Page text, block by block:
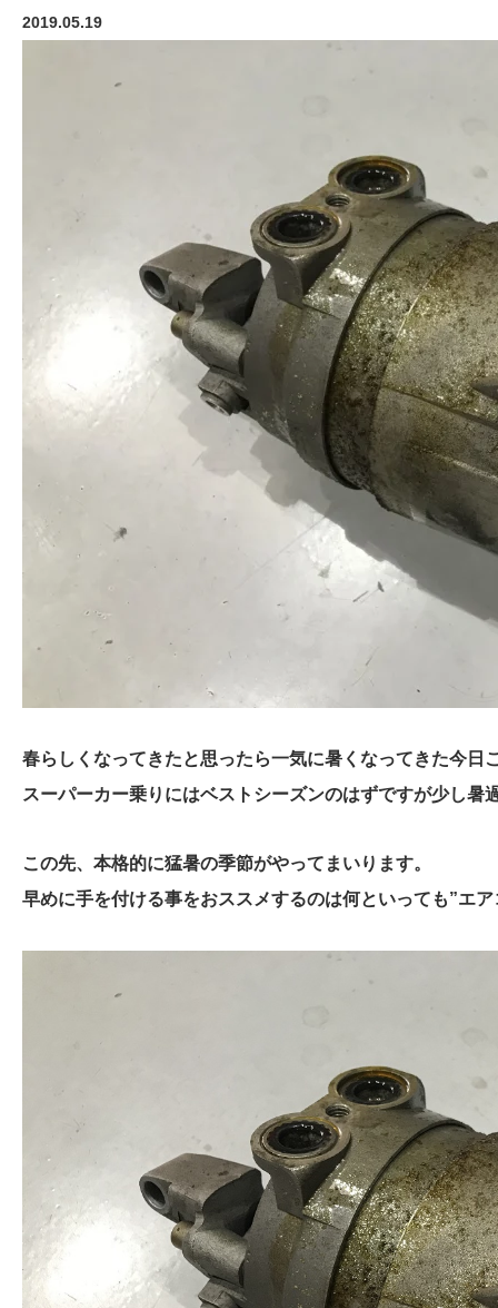
2019.05.19
春らしくなってきたと思ったら一気に暑くなってきた今日
スーパーカー乗りにはベストシーズンのはずですが少し暑
この先、本格的に猛暑の季節がやってまいります。
早めに手を付ける事をおススメするのは何といっても”エ